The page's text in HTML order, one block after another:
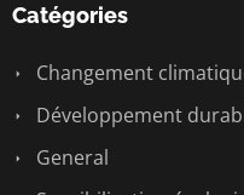
Catégories
Changement
Développement
General